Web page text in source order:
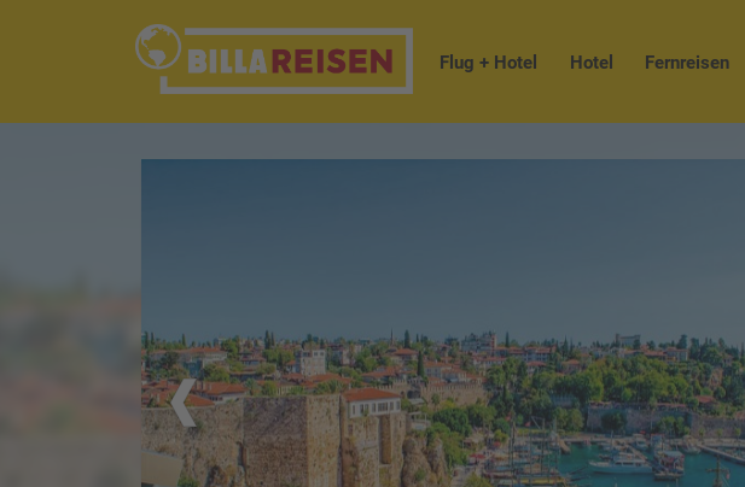
Flug + Hotel Hotel Fernreisen